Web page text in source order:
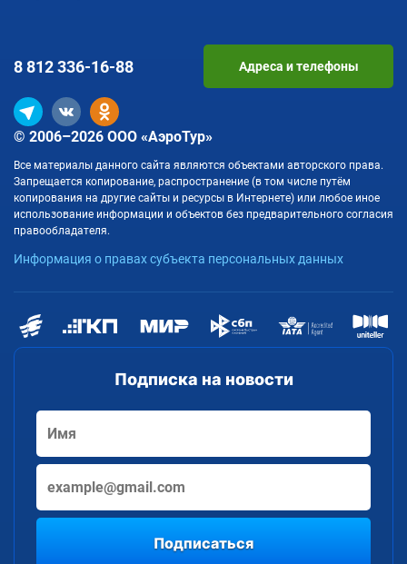
Подписка на новости
Подписаться
© 2006–2026 ООО «АэроТур»
Все материалы данного сайта являются объектами авторского права.
Запрещается копирование, распространение (в том числе путём
копирования на другие сайты и ресурсы в Интернете) или любое иное
использование информации и объектов без предварительного согласия
правообладателя.
Информация о правах субъекта персональных данных
8 812336-16-88 Адреса и телефоны